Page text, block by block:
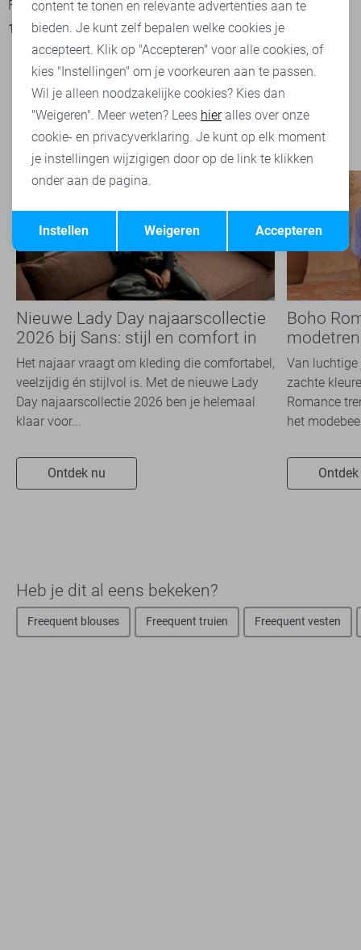
Freequent T-shirt
17,50 34,95
Filter 2
Nieuwe Lady Day najaarscollectie
2026 bij Sans: stijl en comfort in
travelkwaliteit
Het najaar vraagt om kleding die comfortabel,
veelzijdig én stijlvol is. Met de nieuwe Lady
Day najaarscollectie 2026 ben je helemaal
klaar voor...
Ontdek nu
Boho
overal
Van luchtige
zachte
Romance
het
Heb je dit al eens bekeken?
Freequent blouses Freequent truien Freequent vesten
Terug Opslaan
content te tonen en relevante advertenties aan te
bieden. Je kunt zelf bepalen welke cookies je
accepteert. Klik op "Accepteren" voor alle cookies, of
kies "Instellingen" om je voorkeuren aan te passen.
Wil je alleen noodzakelijke cookies? Kies dan
"Weigeren". Meer weten? Lees hieralles over onze
cookie- en privacyverklaring. Je kunt op elk moment
je instellingen wijzigigen door op de link te klikken
onder aan de pagina.
Accepteren
Weigeren
Instellen